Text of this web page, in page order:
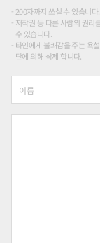
200자까지 쓰실 수 있습니
저작권 등 다른 사람의 권리
수 있습니다.
타인에게 불쾌감을 주는 욕
단에 의해 삭제 합니다.